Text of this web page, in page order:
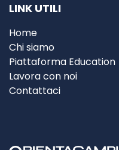
LINK UTILI
Home
Chi siamo
Piattaforma Education
Lavora con noi
Contattaci